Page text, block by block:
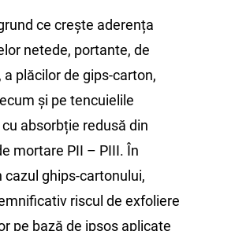
ce crește aderența
netede, portante, de
a plăcilor de gips-carton,
și pe tencuielile
absorbție redusă din
mortare PII – PIII. În
cazul ghips-cartonului,
riscul de exfoliere
pe bază de ipsos aplicate